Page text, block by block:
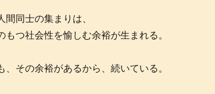
同士の集まりは、
つ社会性を愉しむ余裕が生まれる。
その余裕があるから、続いている。